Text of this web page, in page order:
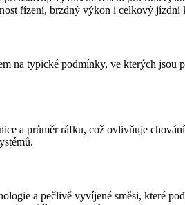
řízení, brzdný výkon i celkový jízdní
na typické podmínky, ve kterých jsou
a průměr ráfku, což ovlivňuje
a pečlivě vyvíjené směsi, které